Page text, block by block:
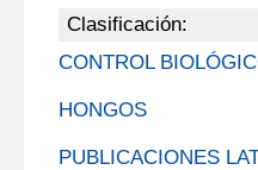
Clasificación:
CONTROL
HONGOS
PUBLICACIONES